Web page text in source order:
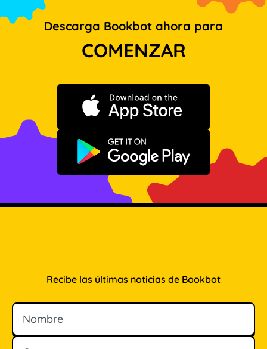
Descarga Bookbot ahora para
COMENZAR
Descargar en App Store
Disponible en Google Play
Recibe las últimas noticias de Bookbot
Nombre
Correo